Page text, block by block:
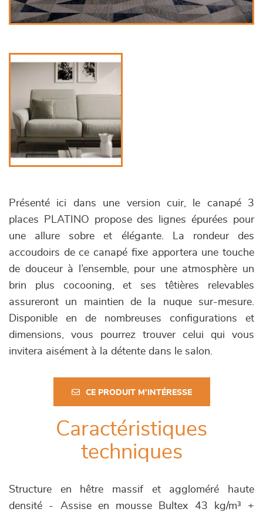
Présenté ici dans une version cuir, le canapé 3
places PLATINO propose des lignes épurées pour
une allure sobre et élégante. La rondeur des
accoudoirs de ce canapé fixe apportera une touche
de douceur à l’ensemble, pour une atmosphère un
brin plus cocooning, et ses têtières relevables
assureront un maintien de la nuque sur-mesure.
Disponible en de nombreuses configurations et
dimensions, vous pourrez trouver celui qui vous
invitera aisément à la détente dans le salon.
CE PRODUIT M'INTÉRESSE
Caractéristiques
techniques
Structure en hêtre massif et aggloméré haute
densité - Assise en mousse Bultex 43 kg/m³ +